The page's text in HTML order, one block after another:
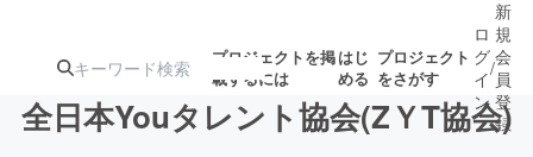
プロジェクトを掲
載するには
はじ
める
プロジェクト
をさがす
ロ
グ
イ
ン
/
新
規
会
員
登
録
全日本Youタレント協会(ZＹT協会)